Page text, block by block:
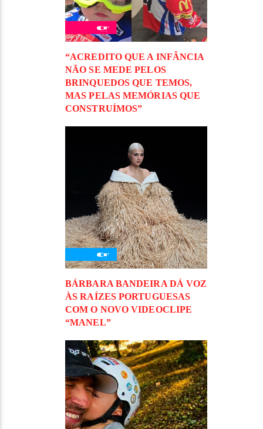
“ACREDITO QUE A INFÂNCIA
NÃO SE MEDE PELOS
BRINQUEDOS QUE TEMOS,
MAS PELAS MEMÓRIAS QUE
CONSTRUÍMOS”
BÁRBARA BANDEIRA DÁ VOZ
ÀS RAÍZES PORTUGUESAS
COM O NOVO VIDEOCLIPE
“MANEL”